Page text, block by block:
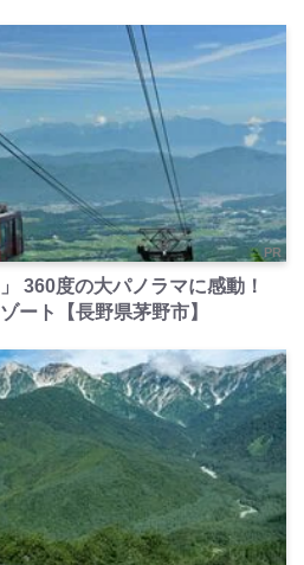
PR
360度の大パノラマに感動！
ート【長野県茅野市】